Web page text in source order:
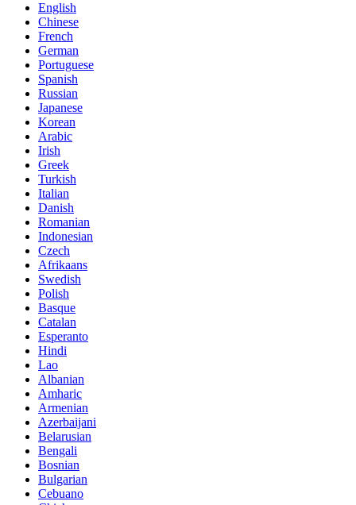
English
Chinese
French
German
Portuguese
Spanish
Russian
Japanese
Korean
Arabic
Irish
Greek
Turkish
Italian
Danish
Romanian
Indonesian
Czech
Afrikaans
Swedish
Polish
Basque
Catalan
Esperanto
Hindi
Lao
Albanian
Amharic
Armenian
Azerbaijani
Belarusian
Bengali
Bosnian
Bulgarian
Cebuano